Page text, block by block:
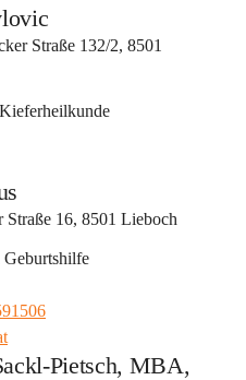
Straße 132/2, 8501
Straße 16, 8501 Lieboch
Pietsch, MBA,